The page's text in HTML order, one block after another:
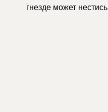
гнезде может